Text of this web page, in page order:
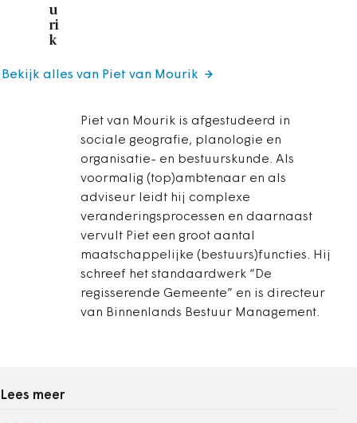
u
ri
k
Piet van Mourik is afgestudeerd in
sociale geografie, planologie en
organisatie- en bestuurskunde. Als
voormalig (top)ambtenaar en als
adviseur leidt hij complexe
veranderingsprocessen en daarnaast
vervult Piet een groot aantal
maatschappelijke (bestuurs)functies. Hij
schreef het standaardwerk “De
regisserende Gemeente” en is directeur
van Binnenlands Bestuur Management.
Bekijk alles van Piet van Mourik
Lees meer